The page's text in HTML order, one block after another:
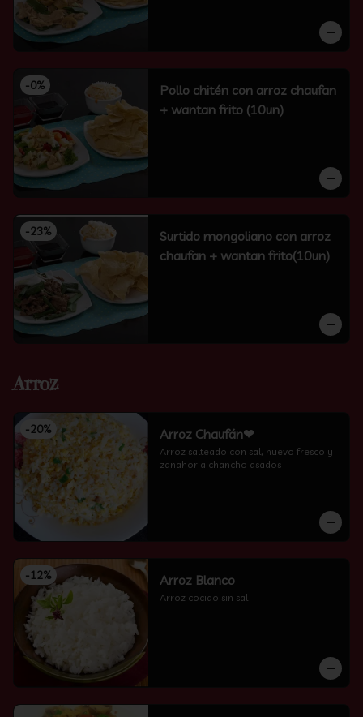
-0%
Pollo chitén con arroz chaufan
+ wantan frito (10un)
-23%
Surtido mongoliano con arroz
chaufan + wantan frito(10un)
Arroz
-20% Arroz Chaufán❤
Arroz salteado con sal, huevo fresco y
zanahoria chancho asados
-12% Arroz Blanco
Arroz cocido sin sal